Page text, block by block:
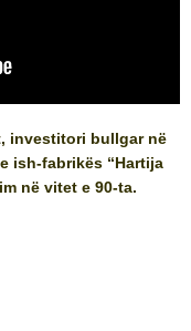
investitori bullgar në
ish-fabrikës “Hartija
në vitet e 90-ta.